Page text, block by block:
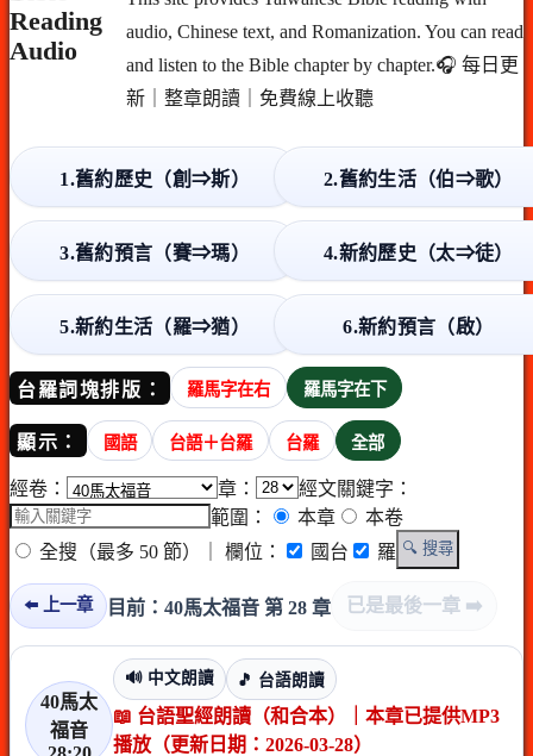
Reading
Audio
audio, Chinese text, and Romanization. You can read
and listen to the Bible chapter by chapter.🎧 每日更
新｜整章朗讀｜免費線上收聽
1.舊約歷史（創⇒斯） 2.舊約生活（伯⇒歌）
3.舊約預言（賽⇒瑪） 4.新約歷史（太⇒徒）
5.新約生活（羅⇒猶） 6.新約預言（啟）
台羅詞塊排版： 羅馬字在右 羅馬字在下
顯示： 國語 台語＋台羅 台羅 全部
經卷： 章：
經文關鍵字：
範圍：
本章
本卷
全搜（最多 50 節）
｜ 欄位： 國台 羅 🔍 搜尋
⬅️ 上一章 目前：40馬太福音 第 28 章 已是最後一章 ➡️
40馬太
福音
🔊 中文朗讀 🎵 台語朗讀
📖 台語聖經朗讀（和合本）｜本章已提供MP3
播放（更新日期：2026-03-28）